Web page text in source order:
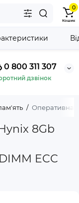
0 800 311 307
дзвінок
0
Кошик
Оперативна
8Gb
ECC